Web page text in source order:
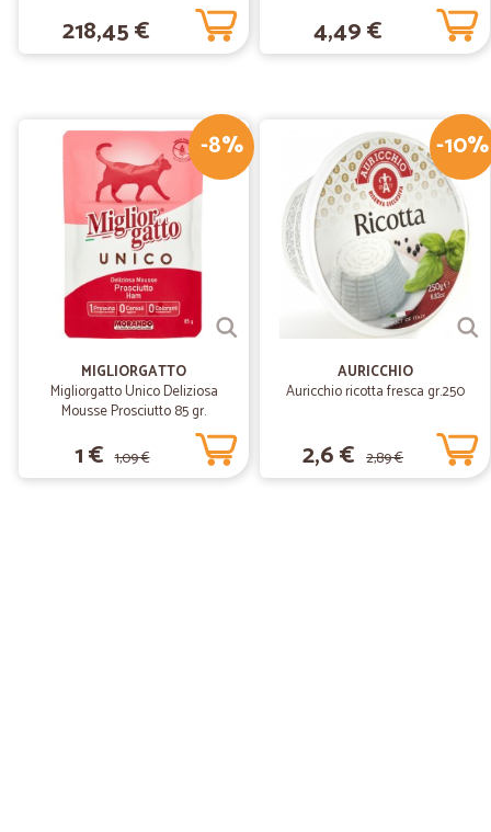
218,45 € 4,49 €
-8%
MIGLIORGATTO
Migliorgatto Unico Deliziosa
Mousse Prosciutto 85 gr.
1 € 1,09 €
-10%
AURICCHIO
Auricchio ricotta fresca gr.250
2,6 € 2,89 €